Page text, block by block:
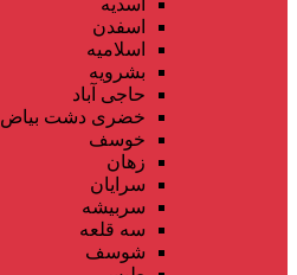
اسفدن
اسلامیه
بشرویه
حاجی آباد
خضری دشت بیاض
خوسف
زهان
سرایان
سربیشه
سه قلعه
شوسف